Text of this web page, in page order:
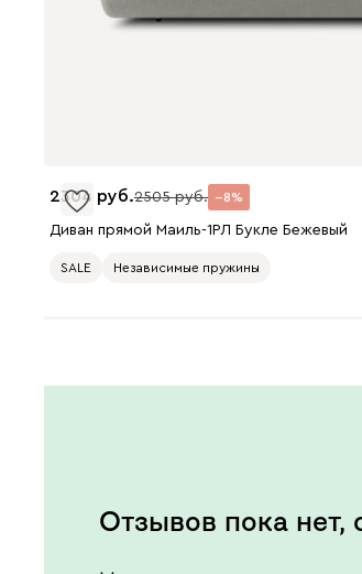
2304 2505 8
Диван прямой Маиль-1РЛ Букле Бежевый
SALE Независимые пружины
Отзывов пока нет,